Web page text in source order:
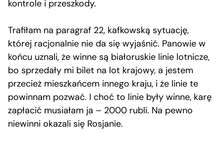
kontrole i przeszkody.
Trafiłam na paragraf 22, kafkowską sytuację,
której racjonalnie nie da się wyjaśnić. Panowie w
końcu uznali, że winne są białoruskie linie lotnicze,
bo sprzedały mi bilet na lot krajowy, a jestem
przecież mieszkańcem innego kraju, i że linie te
powinnam pozwać. I choć to linie były winne, karę
zapłacić musiałam ja – 2000 rubli. Na pewno
niewinni okazali się Rosjanie.